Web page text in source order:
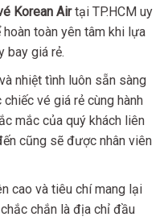
Korean Airtại TP.HCM uy
hoàn toàn yên tâm khi lựa
bay giá rẻ.
nhiệt tình luôn sẵn sàng
vé giá rẻ cùng hành
mắc của quý khách liên
cũng sẽ được nhân viên
cao và tiêu chí mang lại
chắn là địa chỉ đầu